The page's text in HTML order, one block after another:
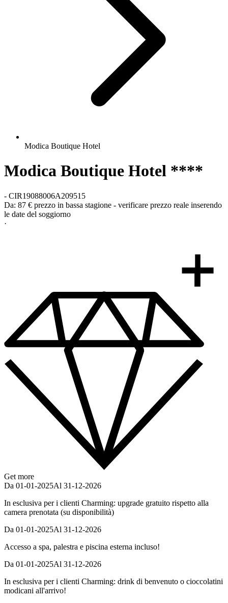
Modica Boutique Hotel
Modica Boutique Hotel ****
- CIR19088006A209515
Da: 87 € prezzo in bassa stagione - verificare prezzo reale inserendo
le date del soggiorno
·
Get more
Da 01-01-2025Al 31-12-2026
In esclusiva per i clienti Charming: upgrade gratuito rispetto alla
camera prenotata (su disponibilità)
Da 01-01-2025Al 31-12-2026
Accesso a spa, palestra e piscina esterna incluso!
Da 01-01-2025Al 31-12-2026
In esclusiva per i clienti Charming: drink di benvenuto o cioccolatini
modicani all'arrivo!